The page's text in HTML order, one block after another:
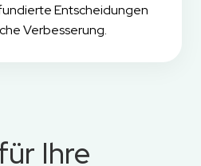
Entscheidungen
Verbesserung.
Ihre